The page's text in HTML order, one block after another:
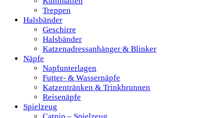
Treppen
Halsbänder
Geschirre
Halsbänder
Katzenadressanhänger & Blinker
Näpfe
Napfunterlagen
Futter- & Wassernäpfe
Katzentränken & Trinkbrunnen
Reisenäpfe
Spielzeug
Catnip – Spielzeug